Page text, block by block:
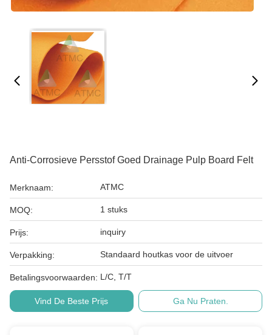
Anti-Corrosieve Persstof Goed Drainage Pulp Board Felt
Merknaam: ATMC
MOQ: 1 stuks
Prijs: inquiry
Verpakking: Standaard houtkas voor de uitvoer
Betalingsvoorwaarden: L/C, T/T
Vind De Beste Prijs Ga Nu Praten.